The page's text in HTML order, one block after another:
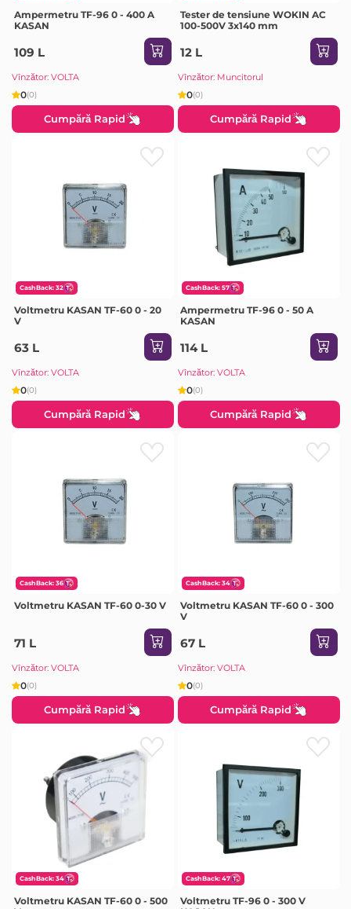
Ampermetru TF-96 0 - 400 A
KASAN
109 L
Vînzător: VOLTA
0(0)
Cumpără Rapid
Tester de tensiune WOKIN AC
100-500V 3x140 mm
12 L
Vînzător: Muncitorul
0(0)
Cumpără Rapid
CashBack: 32
Voltmetru KASAN TF-60 0 - 20
V
63 L
Vînzător: VOLTA
0(0)
Cumpără Rapid
CashBack: 57
Ampermetru TF-96 0 - 50 A
KASAN
114 L
Vînzător: VOLTA
0(0)
Cumpără Rapid
CashBack: 36
Voltmetru KASAN TF-60 0-30 V
71 L
Vînzător: VOLTA
0(0)
Cumpără Rapid
CashBack: 34
Voltmetru KASAN TF-60 0 - 300
V
67 L
Vînzător: VOLTA
0(0)
Cumpără Rapid
CashBack: 34
Voltmetru KASAN TF-60 0 - 500
CashBack: 47
Voltmetru TF-96 0 - 300 V